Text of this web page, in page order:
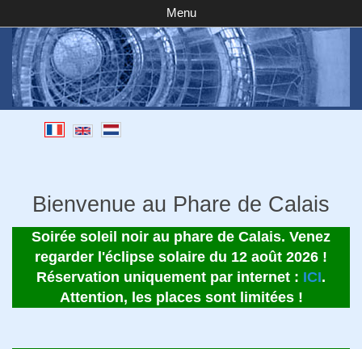
Menu
Bienvenue au Phare de Calais
Soirée soleil noir au phare de Calais. Venez
regarder l'éclipse solaire du 12 août 2026 !
Réservation uniquement par internet : ICI.
Attention, les places sont limitées !